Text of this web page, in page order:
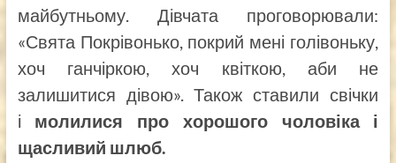
майбутньому. Дівчата проговорювали:
«Свята Покрівонько, покрий мені голівоньку,
хоч ганчіркою, хоч квіткою, аби не
залишитися дівою». Також ставили свічки
і молилися про хорошого чоловіка і
щасливий шлюб.